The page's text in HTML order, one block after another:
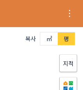
복사 ㎡ 평
지적